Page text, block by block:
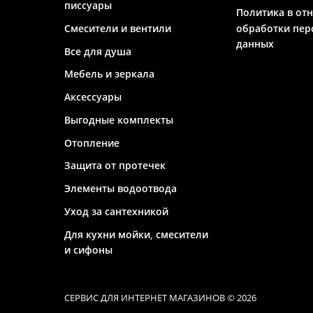
писсуары
Смесители и вентили
Все для душа
Мебель и зеркала
Аксессуары
Выгодные комплекты
Отопление
Защита от протечек
Элементы водоотвода
Уход за сантехникой
Для кухни мойки, смесители
и сифоны
Политика в
обработки
данных
СЕРВИС ДЛЯ ИНТЕРНЕТ МАГАЗИНОВ© 2026